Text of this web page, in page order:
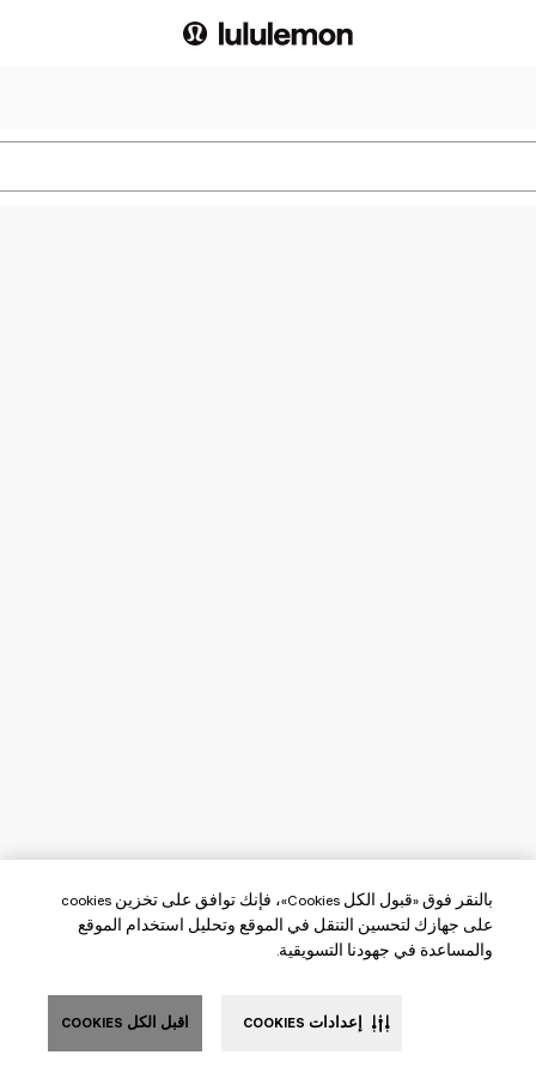
بالنقر فوق «قبول الكل Cookies»، فإنك توافق على تخزين cookies
على جهازك لتحسين التنقل في الموقع وتحليل استخدام الموقع
والمساعدة في جهودنا التسويقية.
اقبل الكل COOKIES إعدادات COOKIES